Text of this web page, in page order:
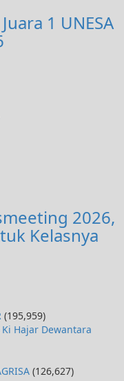
1 UNESA
2026,
Kelasnya
(195,959)
Hajar Dewantara
(126,627)